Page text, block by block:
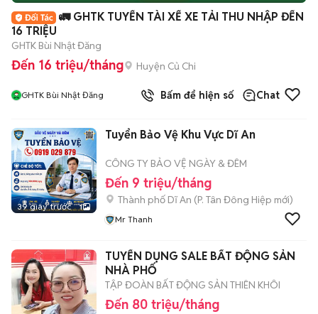
🚛 GHTK TUYỂN TÀI XẾ XE TẢI THU NHẬP ĐẾN
16 TRIỆU
GHTK Bùi Nhật Đăng
Đến 16 triệu/tháng Huyện Củ Chi
GHTK Bùi Nhật Đăng Bấm để hiện số Chat
39 giây trước 1
Tuyển Bảo Vệ Khu Vực Dĩ An
CÔNG TY BẢO VỆ NGÀY & ĐÊM
Đến 9 triệu/tháng
Thành phố Dĩ An (P. Tân Đông Hiệp mới)
Mr Thanh
TUYỂN DỤNG SALE BẤT ĐỘNG SẢN
NHÀ PHỐ
TẬP ĐOÀN BẤT ĐỘNG SẢN THIÊN KHÔI
Đến 80 triệu/tháng